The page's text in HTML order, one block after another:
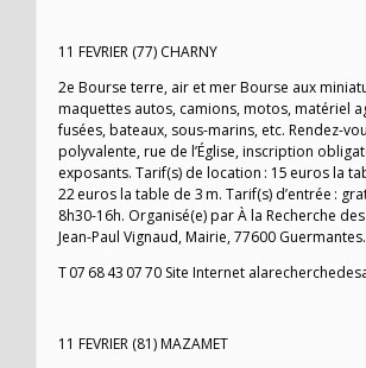
11 FEVRIER (77) CHARNY
2e Bourse terre, air et mer Bourse aux
maquettes autos, camions, motos, matériel
fusées, bateaux, sous-marins, etc. Rendez-
polyvalente, rue de l’Église, inscription
exposants. Tarif(s) de location : 15 euros la
22 euros la table de 3 m. Tarif(s) d’entrée :
8h30-16h. Organisé(e) par À la Recherche
Jean-Paul Vignaud, Mairie, 77600 Guermantes.
T 07 68 43 07 70 Site Internet
11 FEVRIER (81) MAZAMET